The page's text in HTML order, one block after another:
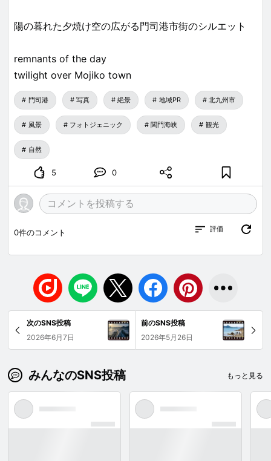
陽の暮れた夕焼け空の広がる門司港市街のシルエット
remnants of the day
twilight over Mojiko town
門司港 写真 絶景 地域PR 北九州市
風景 フォトジェニック 関門海峡 観光
自然
5 0
0件のコメント 評価
次のSNS投稿
2026年6月7日
前のSNS投稿
2026年5月26日
みんなのSNS投稿 もっと見る